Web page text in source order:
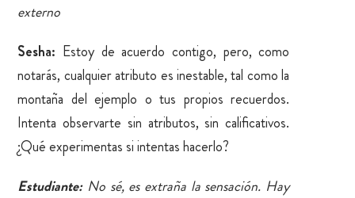
externo
Sesha: Estoy de acuerdo contigo, pero, como
notarás, cualquier atributo es inestable, tal como la
montaña del ejemplo o tus propios recuerdos.
Intenta observarte sin atributos, sin calificativos.
¿Qué experimentas si intentas hacerlo?
Estudiante: No sé, es extraña la sensación. Hay